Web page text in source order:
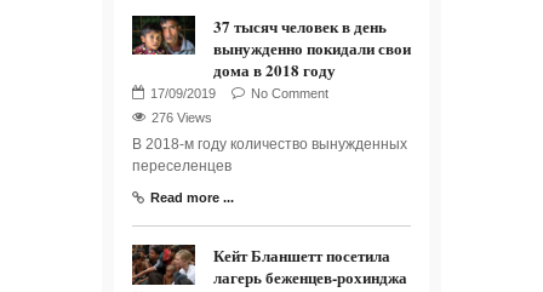
37 тысяч человек в день
вынужденно покидали свои
дома в 2018 году
No Comment
276 Views
В 2018-м году количество вынужденных
переселенцев
Read more ...
Кейт Бланшетт посетила
лагерь беженцев-рохинджа